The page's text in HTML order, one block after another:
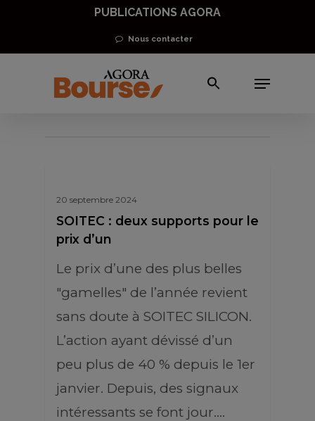
main
PUBLICATIONS AGORA
Nous contacter
Menu
analyse technique
20 septembre 2024
SOITEC : deux supports pour le
prix d’un
Le prix d’une des plus belles
"gamelles" de l’année revient
sans doute à SOITEC SILICON.
L’action ayant dévissé d’un
peu plus de 40 % depuis le 1er
janvier. Depuis, des signaux
intéressants se font jour.…